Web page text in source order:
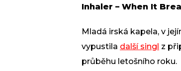
Inhaler – When It
Mladá irská kapela, v
vypustila další singl z
průběhu letošního roku.